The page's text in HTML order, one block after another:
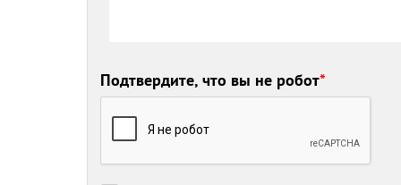
Подтвердите, что вы не робот*